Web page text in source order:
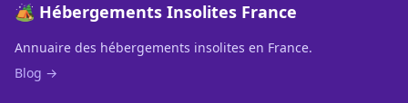
🏕️ Hébergements Insolites France
Annuaire des hébergements insolites en France.
Blog →